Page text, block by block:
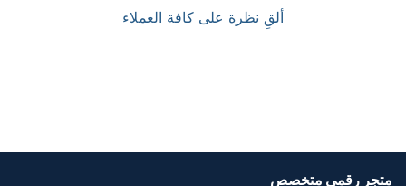
ألقِ نظرة على كافة العملاء
متجر رقمي متخصص